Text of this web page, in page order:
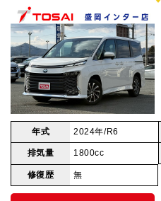
年式 2024年/R6
排気量 1800cc
修復歴 無